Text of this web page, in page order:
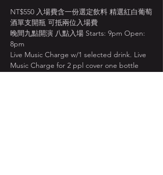
NT$550 入場費含一份選定飲料 精選紅白葡萄
酒單支開瓶 可抵兩位入場費
晚間九點開演 八點入場 Starts: 9pm Open:
8pm
Live Music Charge w/1 selected drink. Live
Music Charge for 2 ppl cover one bottle